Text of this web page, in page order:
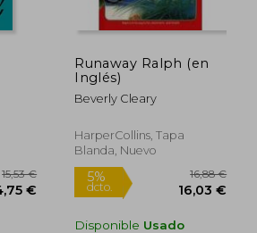
16,88 € 5%
dcto.
Runaway Ralph (en
Inglés)
Beverly Cleary
HarperCollins, Tapa
Blanda, Nuevo
Disponible Usado